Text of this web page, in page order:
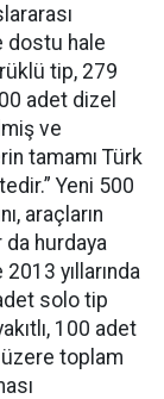
dostu hale
tip, 279
adet dizel
ve
tamamı Türk
Yeni 500
araçların
hurdaya
2013 yıllarında
solo tip
100 adet
toplam